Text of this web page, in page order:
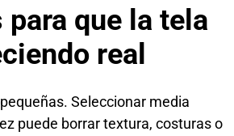
para que la tela
real
Seleccionar media
puede borrar textura, costuras o